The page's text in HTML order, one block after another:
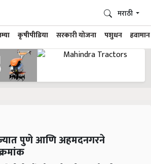
कृषीपीडिया सरकारी योजना पशुधन हवामान
मराठी
पुणे आणि अहमदनगरने